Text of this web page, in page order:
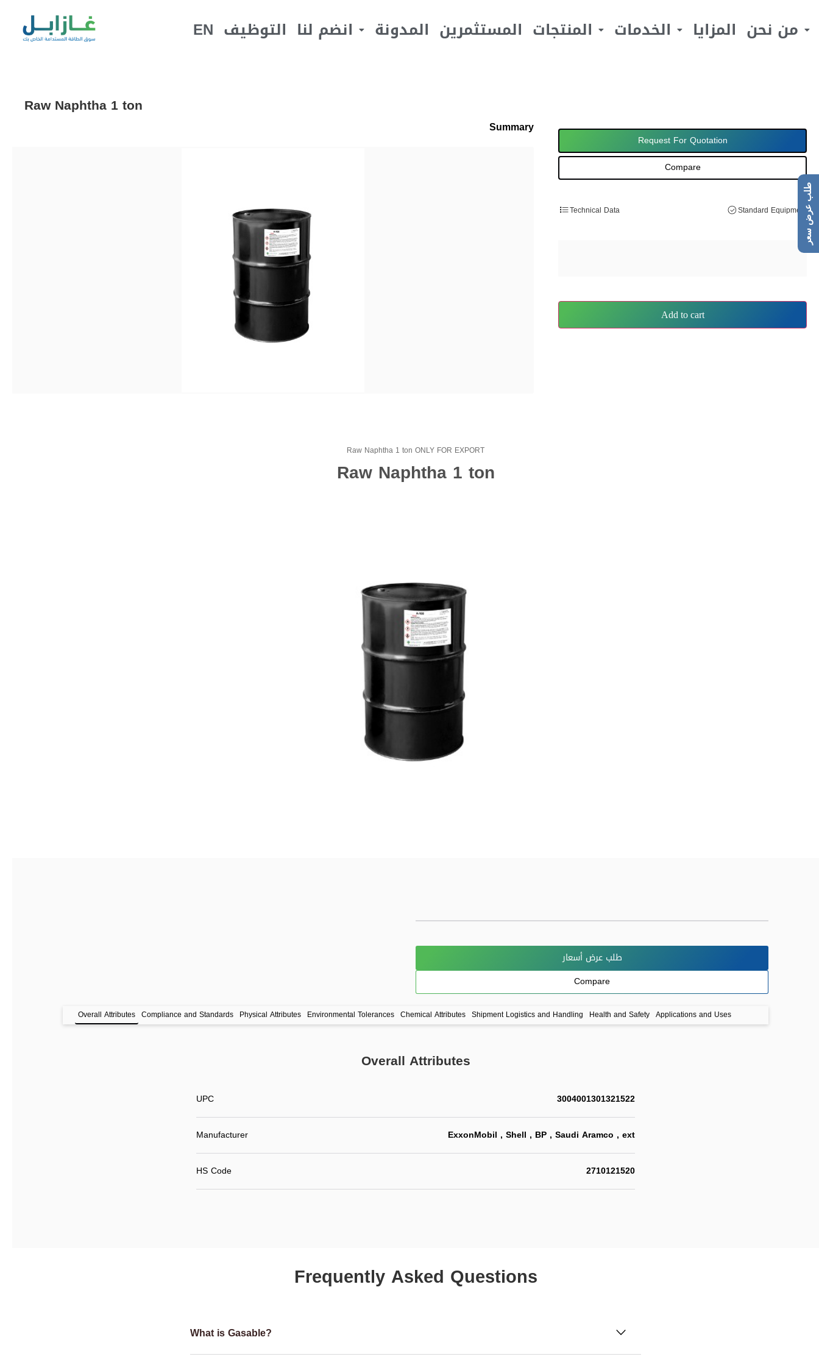
EN التوظيف انضم لنا المدونة المستثمرين المنتجات الخدمات المزايا من نحن
Raw Naphtha 1 ton
Summary
Request For Quotation
Compare
Technical Data Standard Equipment
Add to cart
Raw Naphtha 1 ton ONLY FOR EXPORT
Raw Naphtha 1 ton
طلب عرض أسعار
Compare
Overall Attributes Compliance and Standards Physical Attributes Environmental Tolerances Chemical Attributes Shipment Logistics and Handling Health and Safety Applications and Uses
Overall Attributes
UPC 3004001301321522
Manufacturer ExxonMobil , Shell , BP , Saudi Aramco , ext
HS Code 2710121520
Frequently Asked Questions
What is Gasable?
طلب عرض سعر